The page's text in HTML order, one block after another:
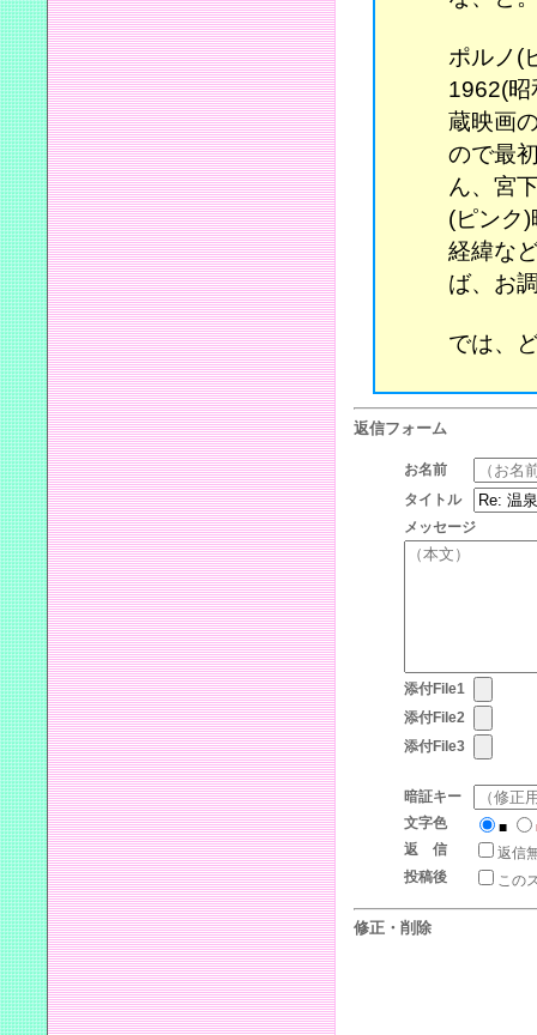
ポルノ(
1962(昭
蔵映画
ので最
ん、宮
(ピンク
経緯な
ば、お
では、
返信フォーム
お名前
タイトル
メッセージ
添付File1
添付File2
添付File3
暗証キー
文字色
■
返 信
返信
投稿後
この
修正・削除